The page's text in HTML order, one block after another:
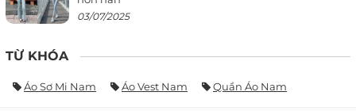
03/07/2025
TỪ KHÓA
Áo Sơ Mi Nam Áo Vest Nam Quần Áo Nam